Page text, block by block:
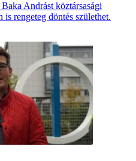
Andrást köztársasági
rengeteg döntés születhet.